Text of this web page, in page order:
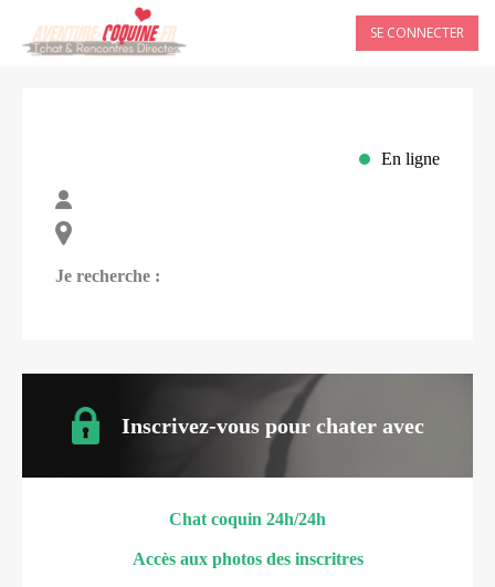
SE CONNECTER
En ligne
Je recherche :
Inscrivez-vous pour chater avec
Chat coquin 24h/24h
Accès aux photos des inscritres